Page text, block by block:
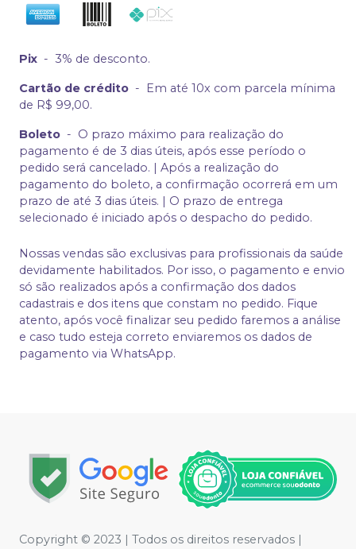
Pix - 3% de desconto.
Cartão de crédito -
Em até 10x com parcela mínima
de R$ 99,00.
Boleto - O prazo máximo para realização do
pagamento é de 3 dias úteis, após esse período o
pedido será cancelado. | Após a realização do
pagamento do boleto, a confirmação ocorrerá em um
prazo de até 3 dias úteis. | O prazo de entrega
selecionado é iniciado após o despacho do pedido.
Nossas vendas são exclusivas para profissionais da saúde
devidamente habilitados. Por isso, o pagamento e envio
só são realizados após a confirmação dos dados
cadastrais e dos itens que constam no pedido. Fique
atento, após você finalizar seu pedido faremos a análise
e caso tudo esteja correto enviaremos os dados de
pagamento via WhatsApp.
Copyright © 2023 | Todos os direitos reservados |